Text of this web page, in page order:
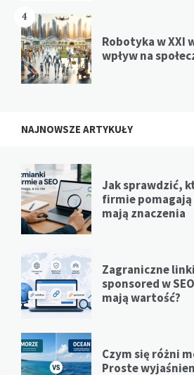
4
Robotyka w XXI
wpływ na
NAJNOWSZE ARTYKUŁY
Jak sprawdzić,
firmie pomagają
mają znaczenia
Zagraniczne
sponsored w
mają wartość?
Czym się różni
Proste